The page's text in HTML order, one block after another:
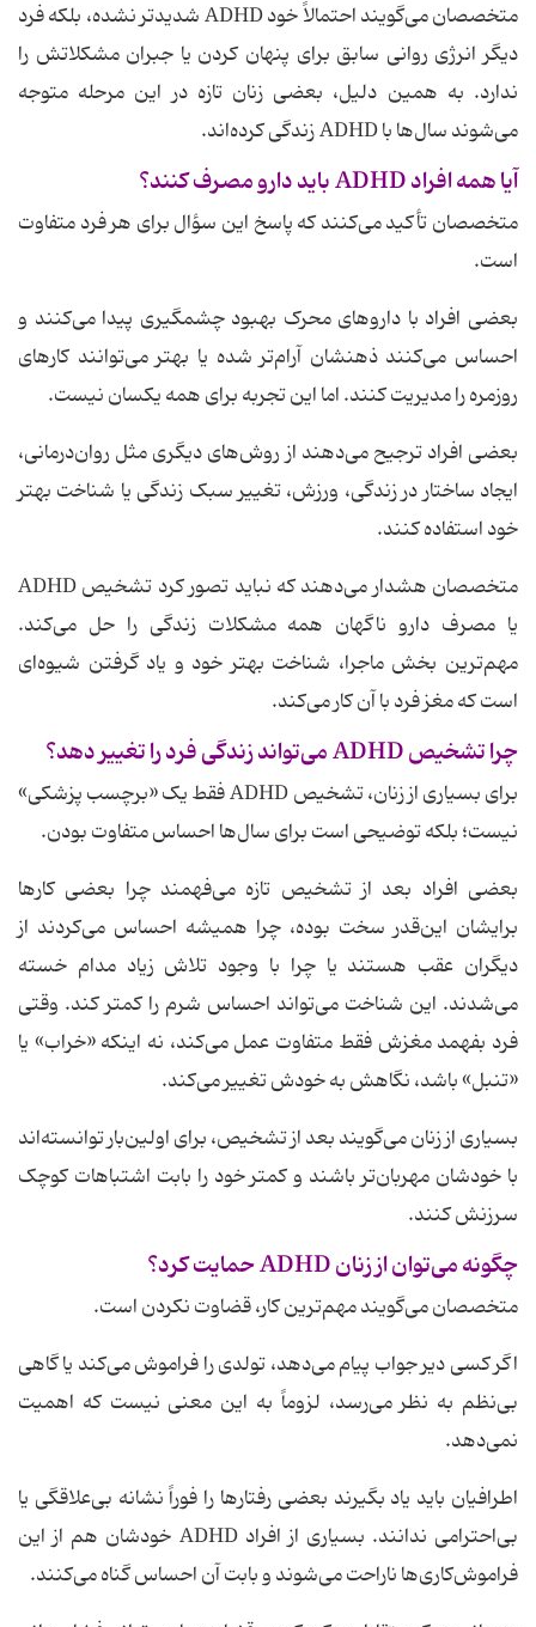
متخصصان می‌گویند احتمالاً خود ADHD شدیدتر نشده، بلکه فرد
دیگر انرژی روانی سابق برای پنهان کردن یا جبران مشکلاتش را
ندارد. به همین دلیل، بعضی زنان تازه در این مرحله متوجه
می‌شوند سال‌ها با ADHD زندگی کرده‌اند.
آیا همه افراد ADHD باید دارو مصرف کنند؟
متخصصان تأکید می‌کنند که پاسخ این سؤال برای هر فرد متفاوت
است.
بعضی افراد با داروهای محرک بهبود چشمگیری پیدا می‌کنند و
احساس می‌کنند ذهنشان آرام‌تر شده یا بهتر می‌توانند کارهای
روزمره را مدیریت کنند. اما این تجربه برای همه یکسان نیست.
بعضی افراد ترجیح می‌دهند از روش‌های دیگری مثل روان‌درمانی،
ایجاد ساختار در زندگی، ورزش، تغییر سبک زندگی یا شناخت بهتر
خود استفاده کنند.
متخصصان هشدار می‌دهند که نباید تصور کرد تشخیص ADHD
یا مصرف دارو ناگهان همه مشکلات زندگی را حل می‌کند.
مهم‌ترین بخش ماجرا، شناخت بهتر خود و یاد گرفتن شیوه‌ای
است که مغز فرد با آن کار می‌کند.
چرا تشخیص ADHD می‌تواند زندگی فرد را تغییر دهد؟
برای بسیاری از زنان، تشخیص ADHD فقط یک «برچسب پزشکی»
نیست؛ بلکه توضیحی است برای سال‌ها احساس متفاوت بودن.
بعضی افراد بعد از تشخیص تازه می‌فهمند چرا بعضی کارها
برایشان این‌قدر سخت بوده، چرا همیشه احساس می‌کردند از
دیگران عقب هستند یا چرا با وجود تلاش زیاد مدام خسته
می‌شدند. این شناخت می‌تواند احساس شرم را کمتر کند. وقتی
فرد بفهمد مغزش فقط متفاوت عمل می‌کند، نه اینکه «خراب» یا
«تنبل» باشد، نگاهش به خودش تغییر می‌کند.
بسیاری از زنان می‌گویند بعد از تشخیص، برای اولین‌بار توانسته‌اند
با خودشان مهربان‌تر باشند و کمتر خود را بابت اشتباهات کوچک
سرزنش کنند.
چگونه می‌توان از زنان ADHD حمایت کرد؟
متخصصان می‌گویند مهم‌ترین کار، قضاوت نکردن است.
اگر کسی دیر جواب پیام می‌دهد، تولدی را فراموش می‌کند یا گاهی
بی‌نظم به نظر می‌رسد، لزوماً به این معنی نیست که اهمیت
نمی‌دهد.
اطرافیان باید یاد بگیرند بعضی رفتارها را فوراً نشانه بی‌علاقگی یا
بی‌احترامی ندانند. بسیاری از افراد ADHD خودشان هم از این
فراموش‌کاری‌ها ناراحت می‌شوند و بابت آن احساس گناه می‌کنند.